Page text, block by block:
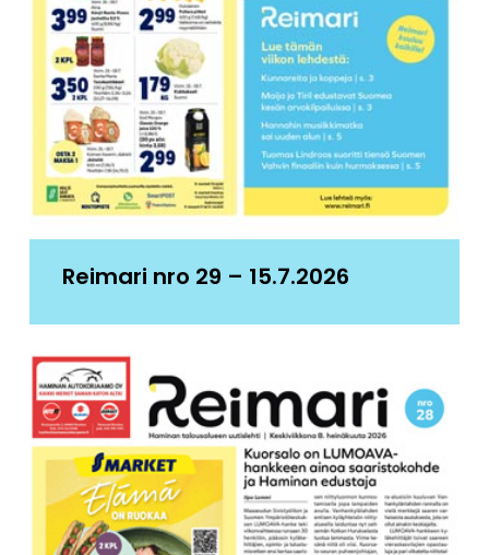
Reimari nro 29 – 15.7.2026